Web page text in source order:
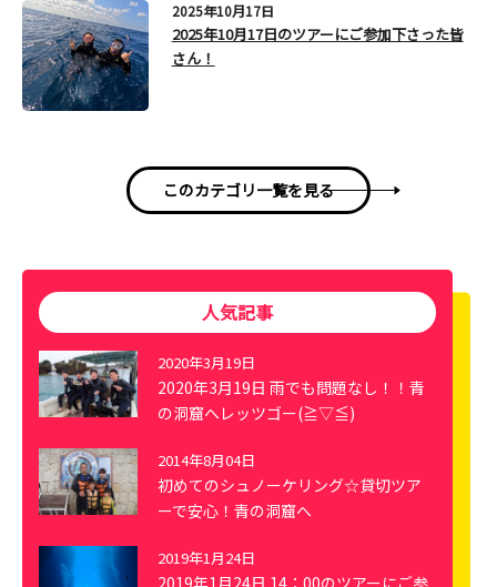
2025年10月17日
2025年10月17日のツアーにご参加下さった皆
さん！
このカテゴリ一覧を見る
人気記事
2020年3月19日
2020年3月19日 雨でも問題なし！！青
の洞窟へレッツゴー(≧▽≦)
2014年8月04日
初めてのシュノーケリング☆貸切ツア
ーで安心！青の洞窟へ
2019年1月24日